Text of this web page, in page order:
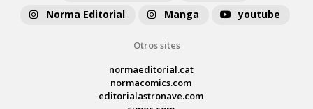
Norma Editorial
Manga youtube
Otros sites
normaeditorial.cat
normacomics.com
editorialastronave.com